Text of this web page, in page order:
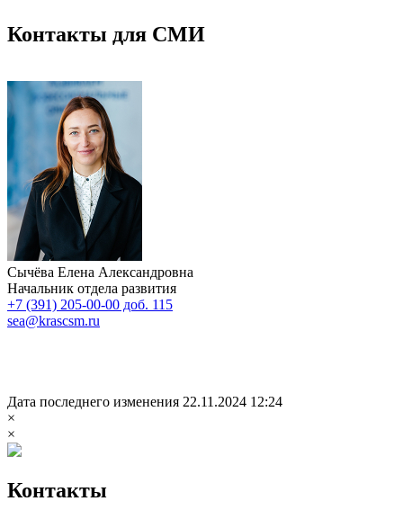
Контакты для СМИ
Сычёва Елена Александровна
Начальник отдела развития
+7 (391) 205-00-00 доб. 115
sea@krascsm.ru
Дата последнего изменения 22.11.2024 12:24
×
×
Контакты